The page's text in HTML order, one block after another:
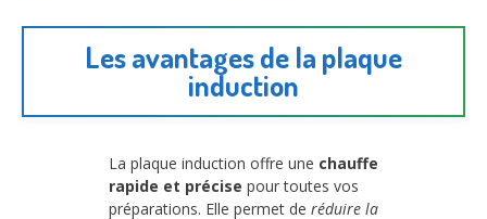
Les avantages de la plaque
induction
La plaque induction offre une chauffe
rapide et précise pour toutes vos
préparations. Elle permet de réduire la